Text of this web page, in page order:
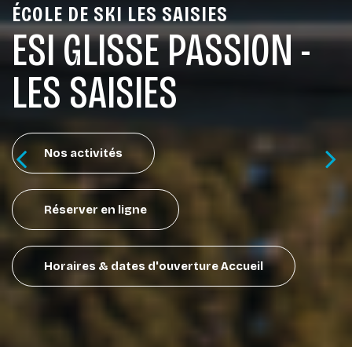
ÉCOLE DE SKI LES SAISIES
ESI GLISSE PASSION -
LES SAISIES
Nos activités
Réserver en ligne
Horaires & dates d'ouverture Accueil